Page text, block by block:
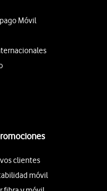
Móvil
clientes
móvil